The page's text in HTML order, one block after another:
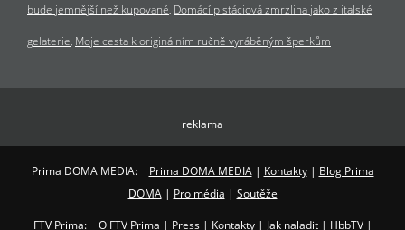
bude jemnější než kupované Domácí pistáciová zmrzlina jako z italské
gelaterie Moje cesta k originálním ručně vyráběným šperkům
reklama
Prima DOMA MEDIA: Prima DOMA MEDIA| Kontakty| Blog Prima
DOMA| Pro média | Soutěže
FTV Prima: O FTV Prima | Press| Kontakty| Jak naladit| HbbTV|